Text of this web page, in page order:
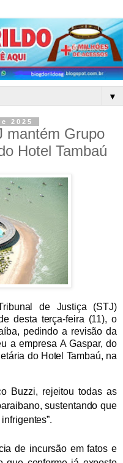
▼
2025
mantém Grupo
Hotel Tambaú
de Justiça (STJ)
desta terça-feira (11), o
pedindo a revisão da
a empresa A Gaspar, do
do Hotel Tambaú, na
Buzzi, rejeitou todas as
sustentando que
de incursão em fatos e